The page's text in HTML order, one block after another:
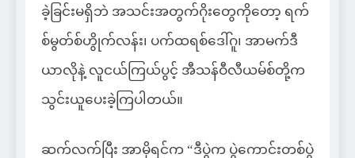
ခဲ့ခြင်းမရှိဘဲ အသင်းအတွက်ဂိုးတွေကိုတော့ ရက်
စ်မွတ်စ်ဟွိုက်လန်း၊ ပက်ထရစ်ဒေါ်ဂူ၊ အာမက်ဒီ
ယာလိုနဲ့ လူငယ်ကြယ်ပွင့် အီသန်ဝီလီယမ်စ်တို့က
သွင်းယူပေးခဲ့ကြပါတယ်။
ဆက်လက်ပြီး အာမိုရင်က “ဒီပွဲက ပွဲကောင်းတစ်ပွဲ